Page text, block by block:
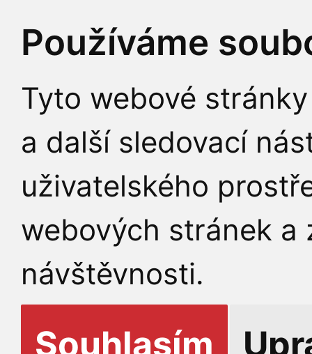
Používáme
Tyto webové
a další sledovací
uživatelského
webových stránek a
návštěvnosti.
Souhlasím